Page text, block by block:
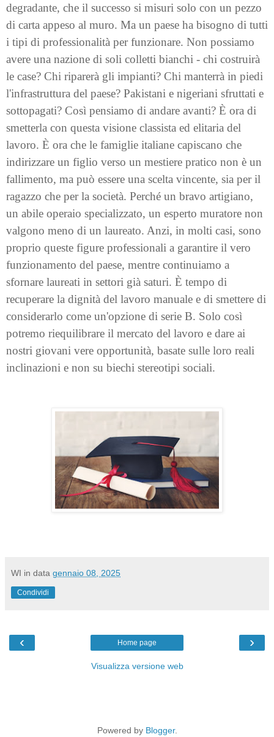
degradante, che il successo si misuri solo con un pezzo
di carta appeso al muro. Ma un paese ha bisogno di tutti
i tipi di professionalità per funzionare. Non possiamo
avere una nazione di soli colletti bianchi - chi costruirà
le case? Chi riparerà gli impianti? Chi manterrà in piedi
l'infrastruttura del paese? Pakistani e nigeriani sfruttati e
sottopagati? Così pensiamo di andare avanti? È ora di
smetterla con questa visione classista ed elitaria del
lavoro. È ora che le famiglie italiane capiscano che
indirizzare un figlio verso un mestiere pratico non è un
fallimento, ma può essere una scelta vincente, sia per il
ragazzo che per la società. Perché un bravo artigiano,
un abile operaio specializzato, un esperto muratore non
valgono meno di un laureato. Anzi, in molti casi, sono
proprio queste figure professionali a garantire il vero
funzionamento del paese, mentre continuiamo a
sfornare laureati in settori già saturi. È tempo di
recuperare la dignità del lavoro manuale e di smettere di
considerarlo come un'opzione di serie B. Solo così
potremo riequilibrare il mercato del lavoro e dare ai
nostri giovani vere opportunità, basate sulle loro reali
inclinazioni e non su biechi stereotipi sociali.
WI in data gennaio 08, 2025
Condividi
‹ ›
Home page
Visualizza versione web
Powered by Blogger.